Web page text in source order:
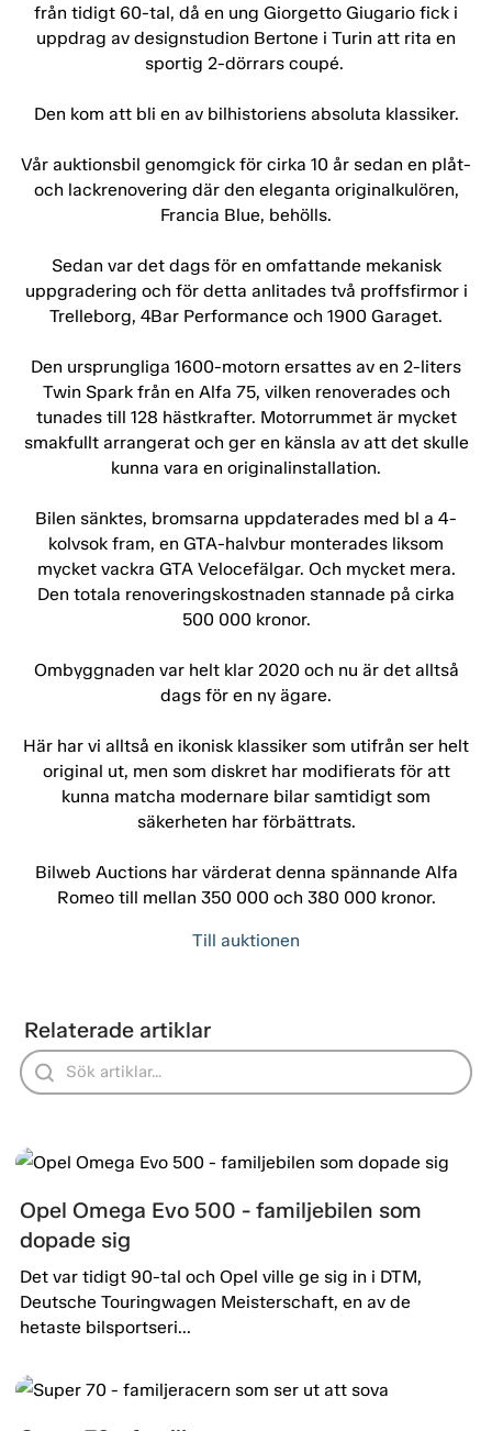
från tidigt 60-tal, då en ung Giorgetto Giugario fick i
uppdrag av designstudion Bertone i Turin att rita en
sportig 2-dörrars coupé.
Den kom att bli en av bilhistoriens absoluta klassiker.
Vår auktionsbil genomgick för cirka 10 år sedan en plåt-
och lackrenovering där den eleganta originalkulören,
Francia Blue, behölls.
Sedan var det dags för en omfattande mekanisk
uppgradering och för detta anlitades två proffsfirmor i
Trelleborg, 4Bar Performance och 1900 Garaget.
Den ursprungliga 1600-motorn ersattes av en 2-liters
Twin Spark från en Alfa 75, vilken renoverades och
tunades till 128 hästkrafter. Motorrummet är mycket
smakfullt arrangerat och ger en känsla av att det skulle
kunna vara en originalinstallation.
Bilen sänktes, bromsarna uppdaterades med bl a 4-
kolvsok fram, en GTA-halvbur monterades liksom
mycket vackra GTA Velocefälgar. Och mycket mera.
Den totala renoveringskostnaden stannade på cirka
500 000 kronor.
Ombyggnaden var helt klar 2020 och nu är det alltså
dags för en ny ägare.
Här har vi alltså en ikonisk klassiker som utifrån ser helt
original ut, men som diskret har modifierats för att
kunna matcha modernare bilar samtidigt som
säkerheten har förbättrats.
Bilweb Auctions har värderat denna spännande Alfa
Romeo till mellan 350 000 och 380 000 kronor.
Till auktionen
Relaterade artiklar
Opel Omega Evo 500 - familjebilen som
dopade sig
Det var tidigt 90-tal och Opel ville ge sig in i DTM,
Deutsche Touringwagen Meisterschaft, en av de
hetaste bilsportseri...